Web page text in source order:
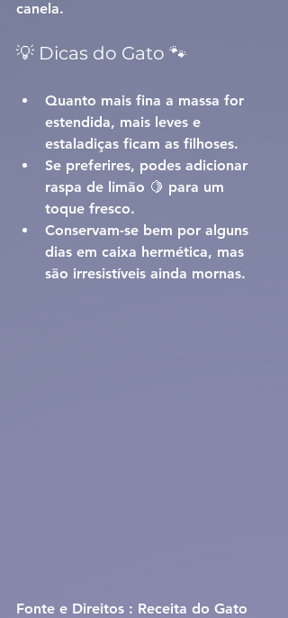
canela.
💡 Dicas do Gato 🐾
Quanto mais fina a massa for
estendida, mais leves e
estaladiças ficam as filhoses.
Se preferires, podes adicionar
raspa de limão 🍋 para um
toque fresco.
Conservam-se bem por alguns
dias em caixa hermética, mas
são irresistíveis ainda mornas.
Fonte e Direitos : Receita do Gato